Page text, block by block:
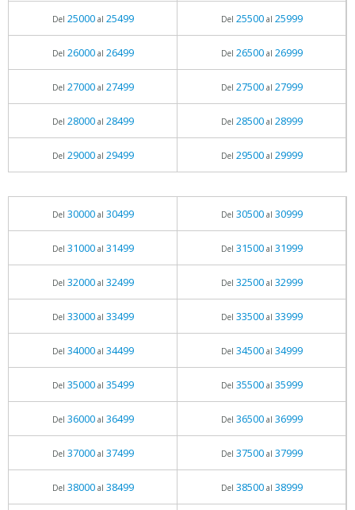
Del 25000al 25499 Del 25500al 25999
Del 26000al 26499 Del 26500al 26999
Del 27000al 27499 Del 27500al 27999
Del 28000al 28499 Del 28500al 28999
Del 29000al 29499 Del 29500al 29999
Del 30000al 30499 Del 30500al 30999
Del 31000al 31499 Del 31500al 31999
Del 32000al 32499 Del 32500al 32999
Del 33000al 33499 Del 33500al 33999
Del 34000al 34499 Del 34500al 34999
Del 35000al 35499 Del 35500al 35999
Del 36000al 36499 Del 36500al 36999
Del 37000al 37499 Del 37500al 37999
Del 38000al 38499 Del 38500al 38999